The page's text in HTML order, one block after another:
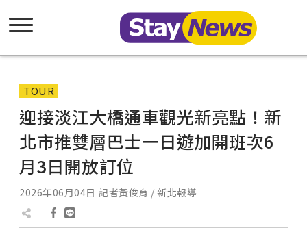
TOUR
迎接淡江大橋通車觀光新亮點！新
北市推雙層巴士一日遊加開班次6
月3日開放訂位
2026年06月04日 記者黃俊育 / 新北報導